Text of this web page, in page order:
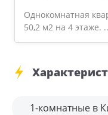
Однокомнатная
50,2 м2 на 4 этаже.
1-комнатные в